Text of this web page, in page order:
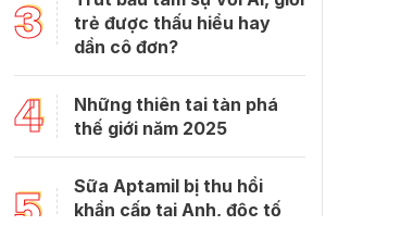
3
trẻ được thấu hiểu hay
dần cô đơn?
4
Những thiên tai tàn phá
thế giới năm 2025
5
Sữa Aptamil bị thu hồi
khẩn cấp tại Anh, độc tố